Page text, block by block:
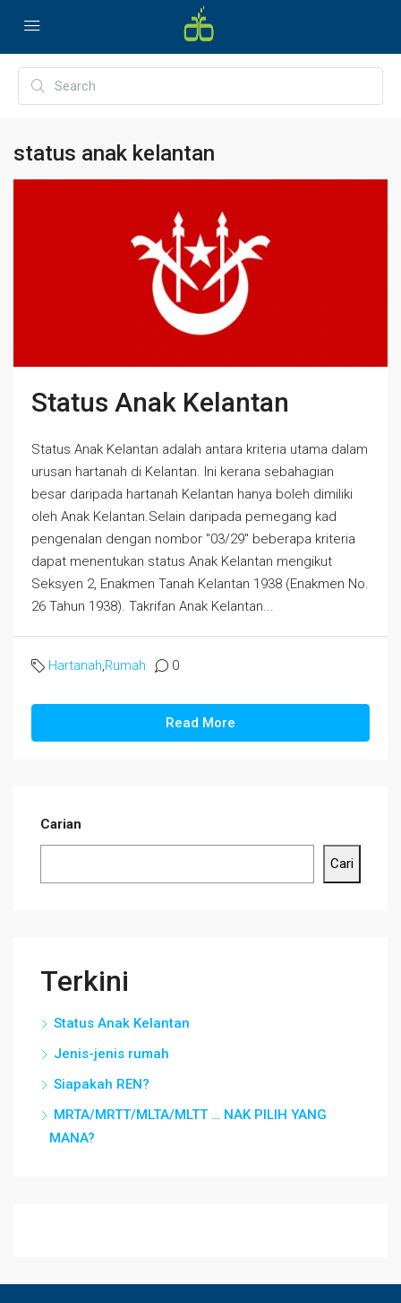
status anak kelantan
Status Anak Kelantan
Status Anak Kelantan adalah antara kriteria utama dalam
urusan hartanah di Kelantan. Ini kerana sebahagian
besar daripada hartanah Kelantan hanya boleh dimiliki
oleh Anak Kelantan.Selain daripada pemegang kad
pengenalan dengan nombor "03/29" beberapa kriteria
dapat menentukan status Anak Kelantan mengikut
Seksyen 2, Enakmen Tanah Kelantan 1938 (Enakmen No.
26 Tahun 1938). Takrifan Anak Kelantan...
Hartanah,Rumah 0
Read More
Carian
Cari
Terkini
Status Anak Kelantan
Jenis-jenis rumah
Siapakah REN?
MRTA/MRTT/MLTA/MLTT … NAK PILIH YANG
MANA?